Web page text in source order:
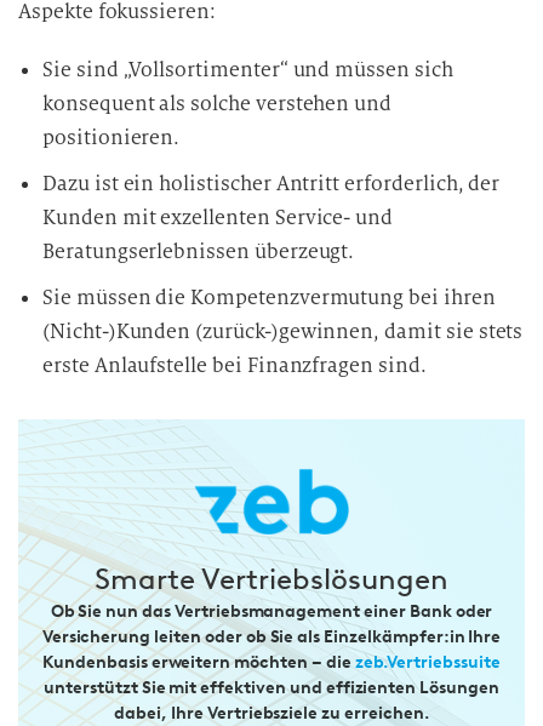
Aspekte fokussieren:
Sie sind „Vollsortimenter“ und müssen sich
konsequent als solche verstehen und
positionieren.
Dazu ist ein holistischer Antritt erforderlich, der
Kunden mit exzellenten Service- und
Beratungserlebnissen überzeugt.
Sie müssen die Kompetenzvermutung bei ihren
(Nicht-)Kunden (zurück-)gewinnen, damit sie stets
erste Anlaufstelle bei Finanzfragen sind.
Smarte Vertriebslösungen
Ob Sie nun das Vertriebsmanagement einer Bank oder
Versicherung leiten oder ob Sie als Einzelkämpfer:in Ihre
Kundenbasis erweitern möchten – die zeb.Vertriebssuite
unterstützt Sie mit effektiven und effizienten Lösungen
dabei, Ihre Vertriebsziele zu erreichen.